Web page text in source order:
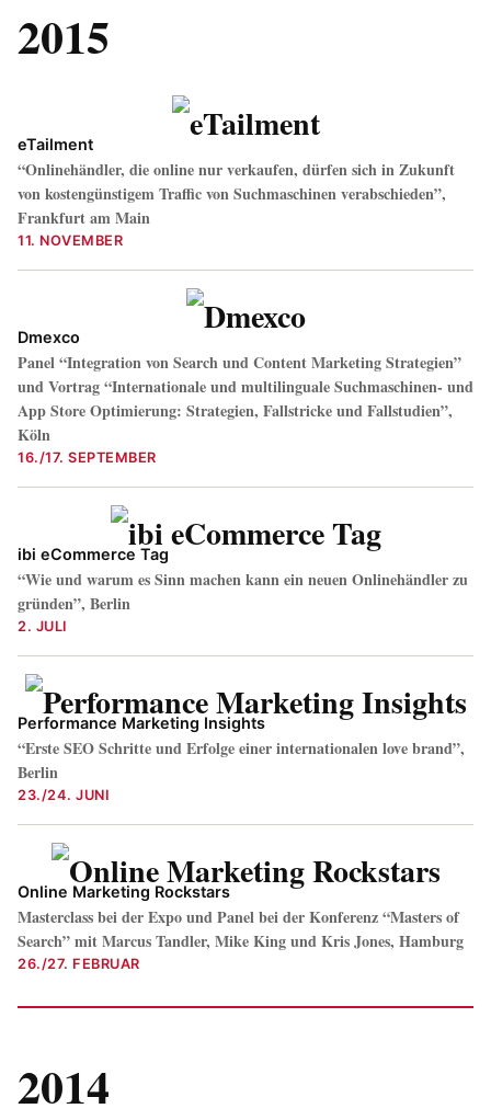
2015
eTailment
“Onlinehändler, die online nur verkaufen, dürfen sich in Zukunft
von kostengünstigem Traffic von Suchmaschinen verabschieden”,
Frankfurt am Main
11. NOVEMBER
Dmexco
Panel “Integration von Search und Content Marketing Strategien”
und Vortrag “Internationale und multilinguale Suchmaschinen- und
App Store Optimierung: Strategien, Fallstricke und Fallstudien”,
Köln
16./17. SEPTEMBER
ibi eCommerce Tag
“Wie und warum es Sinn machen kann ein neuen Onlinehändler zu
gründen”, Berlin
2. JULI
Performance Marketing Insights
“Erste SEO Schritte und Erfolge einer internationalen love brand”,
Berlin
23./24. JUNI
Online Marketing Rockstars
Masterclass bei der Expo und Panel bei der Konferenz “Masters of
Search” mit Marcus Tandler, Mike King und Kris Jones, Hamburg
26./27. FEBRUAR
2014